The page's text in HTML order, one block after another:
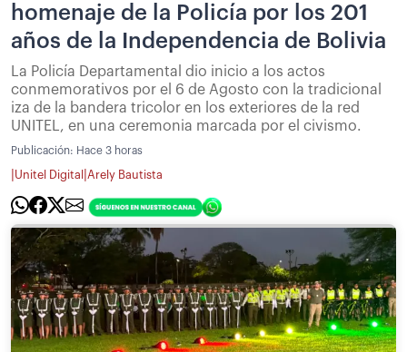
homenaje de la Policía por los 201
años de la Independencia de Bolivia
La Policía Departamental dio inicio a los actos
conmemorativos por el 6 de Agosto con la tradicional
iza de la bandera tricolor en los exteriores de la red
UNITEL, en una ceremonia marcada por el civismo.
Publicación: Hace 3 horas
Unitel Digital Arely Bautista